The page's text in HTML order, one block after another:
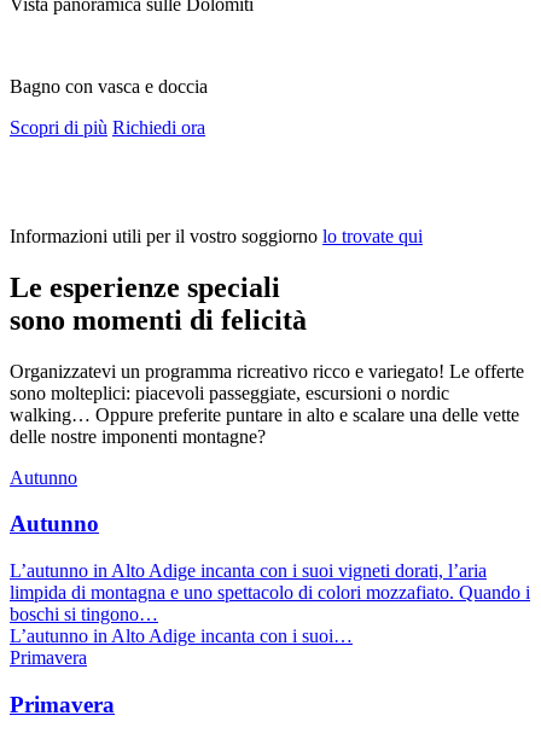
Vista panoramica sulle Dolomiti
Bagno con vasca e doccia
Scopri di più Richiedi ora
Informazioni utili per il vostro soggiorno lo trovate qui
Le esperienze speciali
sono momenti di felicità
Organizzatevi un programma ricreativo ricco e variegato! Le offerte
sono molteplici: piacevoli passeggiate, escursioni o nordic
walking… Oppure preferite puntare in alto e scalare una delle vette
delle nostre imponenti montagne?
Autunno
Autunno
L’autunno in Alto Adige incanta con i suoi vigneti dorati, l’aria
limpida di montagna e uno spettacolo di colori mozzafiato. Quando i
boschi si tingono…
L’autunno in Alto Adige incanta con i suoi…
Primavera
Primavera